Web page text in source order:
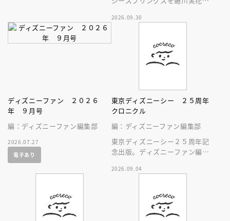
2026.09.30
ディズニーファン ２０２６
年 ９月号
編：ディズニーファン編集部
2026.07.27
電子あり
東京ディズニーシー ２５周年
クロニクル
編：ディズニーファン編集部
東京ディズニーシー２５周年記
念出版。ディズニーファン編集
したパークファン必見の２５年
2026.09.04